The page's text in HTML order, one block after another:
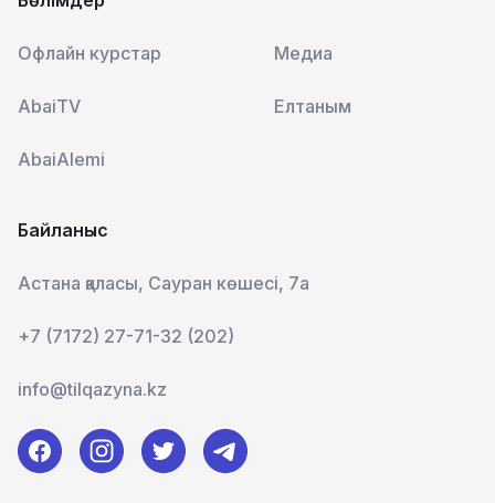
Офлайн курстар Медиа
AbaiTV Елтаным
AbaiAlemi
Байланыс
Астана қаласы, Сауран көшесі, 7а
+7 (7172) 27-71-32 (202)
info@tilqazyna.kz